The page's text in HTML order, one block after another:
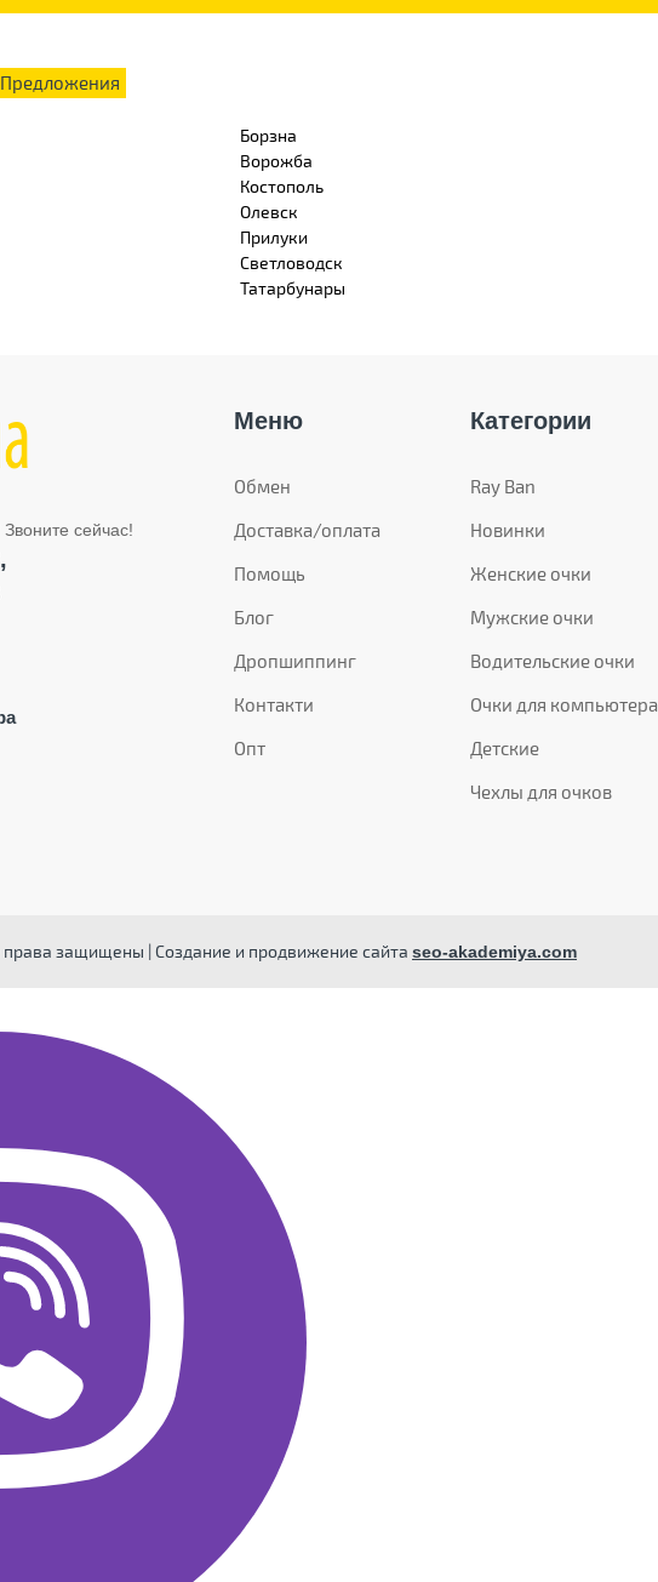
Предложения
Борзна
Ворожба
Костополь
Олевск
Прилуки
Светловодск
Татарбунары
сейчас!
,
Меню
Обмен
Доставка/оплата
Помощь
Блог
Дропшиппинг
Контакти
Опт
Категории
Ray Ban
Новинки
Женские очки
Мужские очки
Водительские очки
Очки для компьютера
Детские
Чехлы для очков
права защищены | Создание и продвижение сайта seo-akademiya.com